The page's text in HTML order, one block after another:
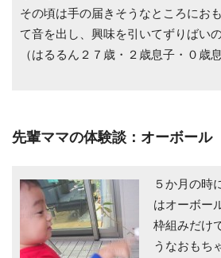
その頃は手の届きそうなところにお
て音を出し、興味を引いてずりばい
（はるるん２７歳・２歳息子・０歳息
先輩ママの体験談：オーボール
５か月の時
はオーボー
枠組みだけ
うなおもち